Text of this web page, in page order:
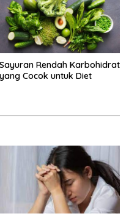
Sayuran Rendah Karbohidrat
yang Cocok untuk Diet